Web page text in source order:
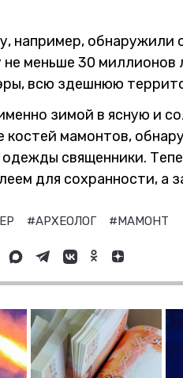
например, обнаружили
меньше 30 миллионов
всю здешнюю
зимой в ясную и
костей мамонтов,
священники.
для сохранности, а
#АРХЕОЛОГ #МАМОНТ